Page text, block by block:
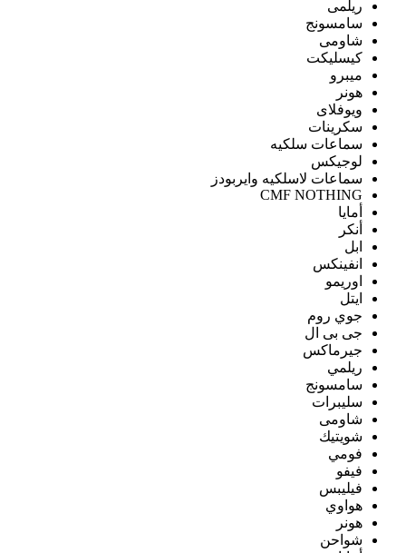
ريلمى
سامسونج
شاومى
كيسليكت
ميبرو
هونر
ويوفلاى
سكرينات
سماعات سلكيه
لوجيكس
سماعات لاسلكيه وايربودز
CMF NOTHING
أمايا
أنكر
ابل
انفينكس
اوريمو
ايتل
جوي روم
جى بى ال
جيرماكس
ريلمي
سامسونج
سليبرات
شاومى
شويتيك
فومي
فيفو
فيليبس
هواوي
هونر
شواحن